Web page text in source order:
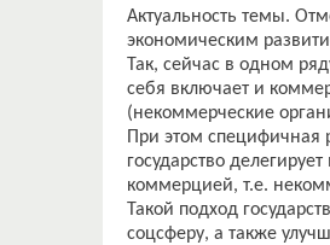
Актуальность темы.
экономическим
Так, сейчас в одном
себя включает и
(некоммерческие
При этом
государство
коммерцией, т.е.
Такой подход
соцсферу, а также